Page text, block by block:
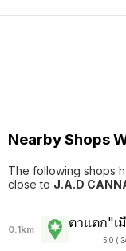
Nearby Shops
The following shops
close to J.A.D
0.1km ตาแตก"เ
5.0 (